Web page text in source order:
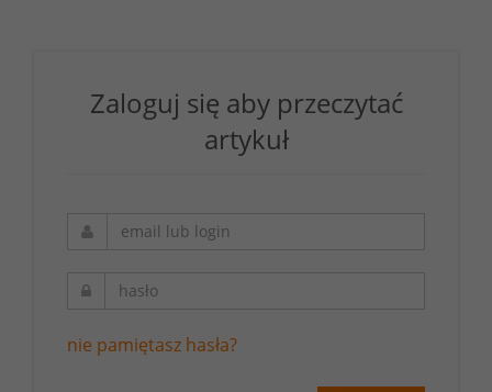
Zaloguj się aby przeczytać
artykuł
nie pamiętasz hasła?